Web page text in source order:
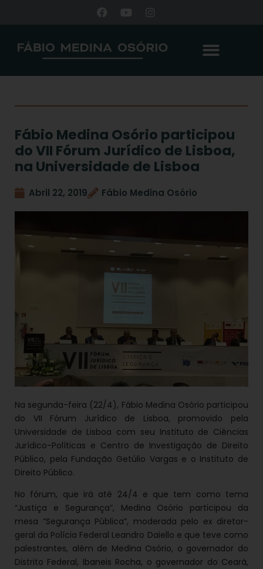
Fábio Medina Osório participou
do VII Fórum Jurídico de Lisboa,
na Universidade de Lisboa
Abril 22, 2019 Fábio Medina Osório
Na segunda-feira (22/4), Fábio Medina Osório participou
do VII Fórum Jurídico de Lisboa, promovido pela
Universidade de Lisboa com seu Instituto de Ciências
Jurídico-Políticas e Centro de Investigação de Direito
Público, pela Fundação Getúlio Vargas e o Instituto de
Direito Público.
No fórum, que irá até 24/4 e que tem como tema
“Justiça e Segurança”, Medina Osório participou da
mesa “Segurança Pública”, moderada pelo ex diretor-
geral da Polícia Federal Leandro Daiello e que teve como
palestrantes, além de Medina Osório, o governador do
Distrito Federal, Ibaneis Rocha, o governador do Ceará,